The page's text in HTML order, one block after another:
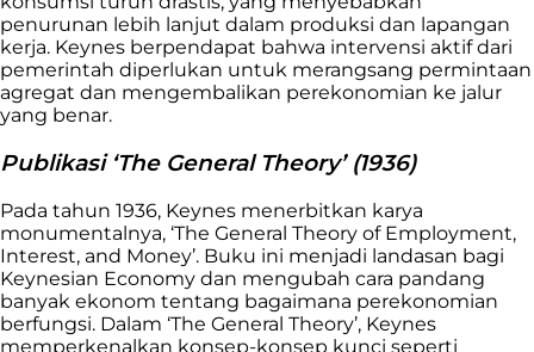
penurunan lebih lanjut dalam produksi dan lapangan
kerja. Keynes berpendapat bahwa intervensi aktif dari
pemerintah diperlukan untuk merangsang permintaan
agregat dan mengembalikan perekonomian ke jalur
yang benar.
Publikasi ‘The General Theory’ (1936)
Pada tahun 1936, Keynes menerbitkan karya
monumentalnya, ‘The General Theory of Employment,
Interest, and Money’. Buku ini menjadi landasan bagi
Keynesian Economy dan mengubah cara pandang
banyak ekonom tentang bagaimana perekonomian
berfungsi. Dalam ‘The General Theory’, Keynes
memperkenalkan konsep-konsep kunci seperti